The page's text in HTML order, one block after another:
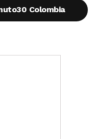
Colombia